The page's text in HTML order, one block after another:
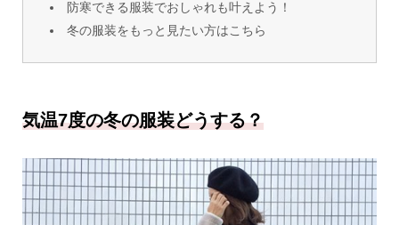
防寒できる服装でおしゃれも叶えよう！
冬の服装をもっと見たい方はこちら
気温7度の冬の服装どうする？